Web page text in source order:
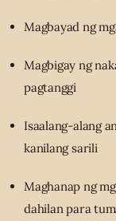
Magbayad ng
Magbigay ng
pagtanggi
Isaalang-alang
kanilang sarili
Maghanap ng
dahilan para